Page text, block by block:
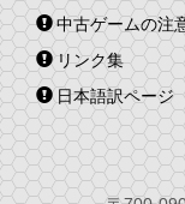
中古ゲームの注
リンク集
日本語訳ページ